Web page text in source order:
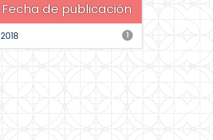
Fecha de publicación
1
2018